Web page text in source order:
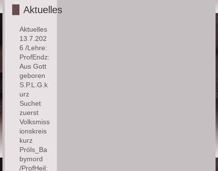
Aktuelles
Aktuelles
13.7.202
6 /Lehre:
ProfEndz:
Aus Gott
geboren
S.P.L.G.k
urz
Suchet
zuerst
Volksmiss
ionskreis
kurz
Pröls_Ba
bymord
/ProfHeil: